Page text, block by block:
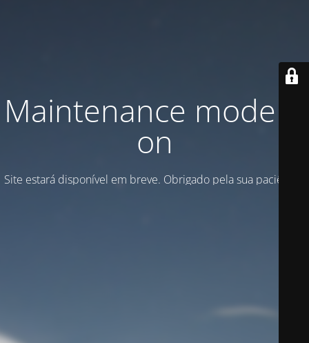
Maintenance mode is
on
Site estará disponível em breve. Obrigado pela sua paciência!